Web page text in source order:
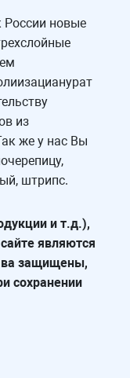
России новые
из
же у нас Вы
штрипс.
и т.д.),
являются
защищены,
сохранении